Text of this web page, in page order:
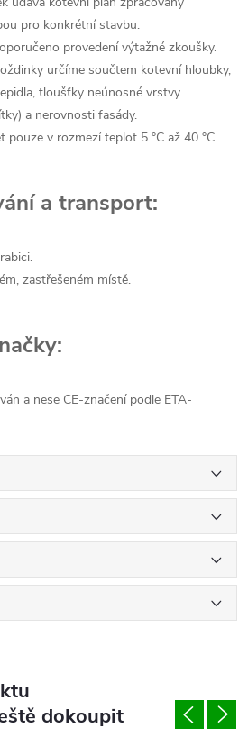
pro konkrétní stavbu.
provedení výtažné zkoušky.
určíme součtem kotevní hloubky,
tloušťky neúnosné vrstvy
a nerovnosti fasády.
pouze v rozmezí teplot 5 °C až 40 °C.
a transport:
zastřešeném místě.
a nese CE-značení podle ETA-
dokoupit